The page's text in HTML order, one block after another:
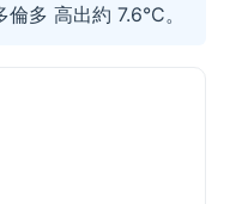
多 高出約 7.6°C。